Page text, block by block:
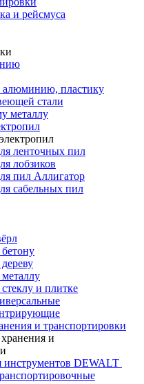
и рейсмуса
алюминию, пластику
стали
металлу
ленточных пил
лобзиков
пил Аллигатор
сабельных пил
и плитке
и транспортировки
и
инструментов DEWALT